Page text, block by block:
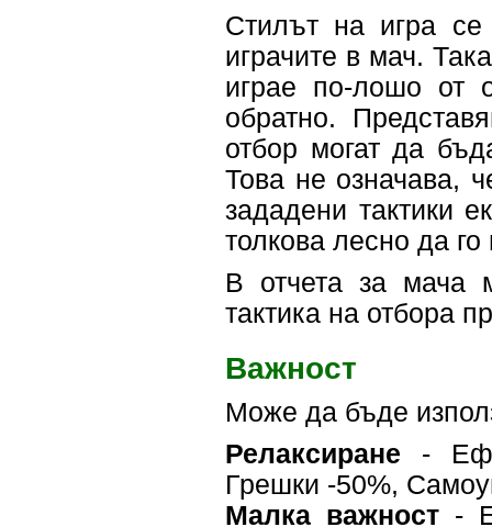
Стилът на игра се
играчите в мач.
играе по-лошо от
обратно.
отбор могат да
Това не означава,
зададени тактики
толкова лесно да
В отчета за мача
тактика на отбора
Важност
Може да бъде
Релаксиране -
Грешки -50%,
Малка важност-